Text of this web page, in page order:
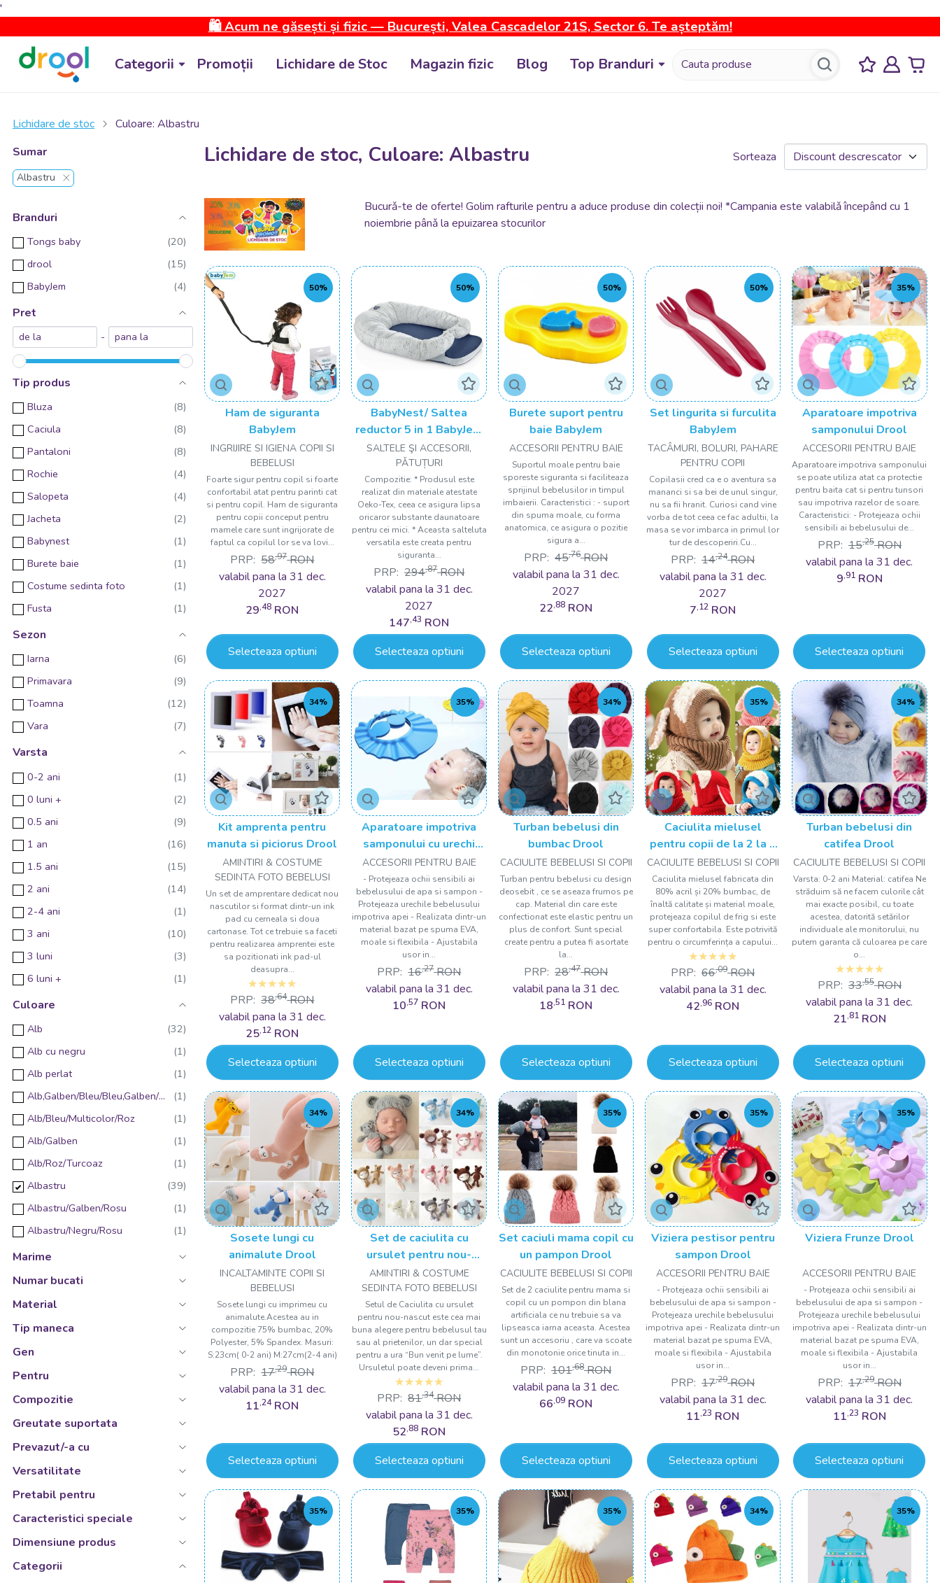
'
🛍️ Acum ne găsești și fizic — București, Valea Cascadelor 21S, Sector 6. Te așteptăm!
Categorii Promoții Lichidare de Stoc Magazin fizic Blog Top Branduri
Lichidare de stoc
Culoare: Albastru
Sumar
Albastru
Branduri
Tongs baby
drool
BabyJem
Pret
-
Tip produs
Bluza
Caciula
Pantaloni
Rochie
Salopeta
Jacheta
Babynest
Burete baie
Costume sedinta foto
Fusta
Ham de siguranta
Maiou
Set lingurita si furculita
Sezon
Iarna
Primavara
Toamna
Vara
Varsta
0-2 ani
0 luni +
0.5 ani
1 an
1.5 ani
2 ani
2-4 ani
3 ani
3 luni
6 luni +
9 luni
10 luni +
Culoare
Alb
Alb cu negru
Alb perlat
Alb,Galben/Bleu/Bleu,Galben/Gri/Roz/Roz,Galben
Alb/Bleu/Multicolor/Roz
Alb/Galben
Alb/Roz/Turcoaz
Albastru
Albastru/Galben/Rosu
Albastru/Negru/Rosu
Albastru/Portocaliu/Roz
Antracit
Argintiu
Bleu transparent
Bleu/Galben
Bleu/Galben/Gri/Roz/Verde
Bleu/Galben/Mov/Rosu/Verde
Bleu/Gri/Portocaliu/Roz
Bleu/Gri/Roz
Bleu/Gri/Roz/Verde
Marime
Numar bucati
Material
Tip maneca
Gen
Pentru
Compozitie
Greutate suportata
Prevazut/-a cu
Versatilitate
Pretabil pentru
Caracteristici speciale
Dimensiune produs
Categorii
Lichidare de stoc, Culoare: Albastru Sorteaza
Bucurǎ-te de oferte! Golim rafturile pentru a aduce produse din colecții noi! *Campania este valabilǎ începând cu 1
noiembrie pânǎ la epuizarea stocurilor
50%
Ham de siguranta
BabyJem
INGRIJIRE SI IGIENA COPII SI
BEBELUSI
Foarte sigur pentru copil si foarte
confortabil atat pentru parinti cat
si pentru copil. Ham de siguranta
pentru copii conceput pentru
mamele care sunt ingrijorate de
faptul ca copilul lor se va lovi...
PRP: 58,97 RON
valabil pana la 31 dec.
2027
29,48 RON
Selecteaza optiuni
50%
BabyNest/ Saltea
reductor 5 in 1 BabyJem
Cushion
SALTELE ŞI ACCESORII,
PǍTUȚURI
Compozitie: * Produsul este
realizat din materiale atestate
Oeko-Tex, ceea ce asigura lipsa
oricaror substante daunatoare
pentru cei mici. * Aceasta salteluta
versatila este creata pentru
siguranta...
PRP: 294,87 RON
valabil pana la 31 dec.
2027
147,43 RON
Selecteaza optiuni
50%
Burete suport pentru
baie BabyJem
ACCESORII PENTRU BAIE
Suportul moale pentru baie
sporeste siguranta si faciliteaza
sprijinul bebelusilor in timpul
imbaierii. Caracteristici : - suport
din spuma moale, cu forma
anatomica, ce asigura o pozitie
sigura a...
PRP: 45,76 RON
valabil pana la 31 dec.
2027
22,88 RON
Selecteaza optiuni
50%
Set lingurita si furculita
BabyJem
TACÂMURI, BOLURI, PAHARE
PENTRU COPII
Copilasii cred ca e o aventura sa
mananci si sa bei de unul singur,
nu sa fii hranit. Curiosi cand vine
vorba de tot ceea ce fac adultii, la
masa se vor imbarca in primul lor
tur de descoperiri.Cu...
PRP: 14,24 RON
valabil pana la 31 dec.
2027
7,12 RON
Selecteaza optiuni
35%
Aparatoare impotriva
samponului Drool
ACCESORII PENTRU BAIE
Aparatoare impotriva samponului
se poate utiliza atat ca protectie
pentru baita cat si pentru tunsori
sau impotriva razelor de soare.
Caracteristici: - Protejeaza ochii
sensibili ai bebelusului de...
PRP: 15,25 RON
valabil pana la 31 dec.
9,91 RON
Selecteaza optiuni
34%
Kit amprenta pentru
manuta si piciorus Drool
AMINTIRI & COSTUME
SEDINTA FOTO BEBELUSI
Un set de amprentare dedicat nou
nascutilor si format dintr-un ink
pad cu cerneala si doua
cartonase. Tot ce trebuie sa faceti
pentru realizarea amprentei este
sa pozitionati ink pad-ul
deasupra...
PRP: 38,64 RON
valabil pana la 31 dec.
25,12 RON
Selecteaza optiuni
35%
Aparatoare impotriva
samponului cu urechi
Drool
ACCESORII PENTRU BAIE
- Protejeaza ochii sensibili ai
bebelusului de apa si sampon -
Protejeaza urechile bebelusului
impotriva apei - Realizata dintr-un
material bazat pe spuma EVA,
moale si flexibila - Ajustabila
usor in...
PRP: 16,27 RON
valabil pana la 31 dec.
10,57 RON
Selecteaza optiuni
34%
Turban bebelusi din
bumbac Drool
CACIULITE BEBELUSI SI COPII
Turban pentru bebelusi cu design
deosebit , ce se aseaza frumos pe
cap. Material din care este
confectionat este elastic pentru un
plus de confort. Sunt special
create pentru a putea fi asortate
la...
PRP: 28,47 RON
valabil pana la 31 dec.
18,51 RON
Selecteaza optiuni
35%
Caciulita mielusel
pentru copii de la 2 la 6
ani Drool
CACIULITE BEBELUSI SI COPII
Caciulita mielusel fabricata din
80% acril și 20% bumbac, de
înaltă calitate și material moale,
protejeaza copilul de frig si este
super confortabila. Este potrivită
pentru o circumferința a capului...
PRP: 66,09 RON
valabil pana la 31 dec.
42,96 RON
Selecteaza optiuni
34%
Turban bebelusi din
catifea Drool
CACIULITE BEBELUSI SI COPII
Varsta: 0-2 ani Material: catifea Ne
străduim să ne facem culorile cât
mai exacte posibil, cu toate
acestea, datorită setărilor
individuale ale monitorului, nu
putem garanta că culoarea pe care
o...
PRP: 33,55 RON
valabil pana la 31 dec.
21,81 RON
Selecteaza optiuni
34%
Sosete lungi cu
animalute Drool
INCALTAMINTE COPII SI
BEBELUSI
Sosete lungi cu imprimeu cu
animalute.Acestea au in
compozitie 75% bumbac, 20%
Polyester, 5% Spandex. Masuri:
S:23cm( 0-2 ani) M:27cm(2-4 ani)
PRP: 17,29 RON
valabil pana la 31 dec.
11,24 RON
Selecteaza optiuni
34%
Set de caciulita cu
ursulet pentru nou-
nascut Drool
AMINTIRI & COSTUME
SEDINTA FOTO BEBELUSI
Setul de Caciulita cu ursulet
pentru nou-nascut este cea mai
buna alegere pentru bebelusul tau
sau al prietenilor, un dar special
pentru a ura “Bun venit pe lume”.
Ursuletul poate deveni prima...
PRP: 81,34 RON
valabil pana la 31 dec.
52,88 RON
Selecteaza optiuni
35%
Set caciuli mama copil cu
un pampon Drool
CACIULITE BEBELUSI SI COPII
Set de 2 caciulite pentru mama si
copil cu un pompon din blana
artificiala ce nu trebuie sa va
lipseasca iarna aceasta. Acestea
sunt un accesoriu , care va scoate
din monotonie orice tinuta in...
PRP: 101,68 RON
valabil pana la 31 dec.
66,09 RON
Selecteaza optiuni
35%
Viziera pestisor pentru
sampon Drool
ACCESORII PENTRU BAIE
- Protejeaza ochii sensibili ai
bebelusului de apa si sampon -
Protejeaza urechile bebelusului
impotriva apei - Realizata dintr-un
material bazat pe spuma EVA,
moale si flexibila - Ajustabila
usor in...
PRP: 17,29 RON
valabil pana la 31 dec.
11,23 RON
Selecteaza optiuni
35%
Viziera Frunze Drool
ACCESORII PENTRU BAIE
- Protejeaza ochii sensibili ai
bebelusului de apa si sampon -
Protejeaza urechile bebelusului
impotriva apei - Realizata dintr-un
material bazat pe spuma EVA,
moale si flexibila - Ajustabila
usor in...
PRP: 17,29 RON
valabil pana la 31 dec.
11,23 RON
Selecteaza optiuni
35% 35% 35% 34% 35%